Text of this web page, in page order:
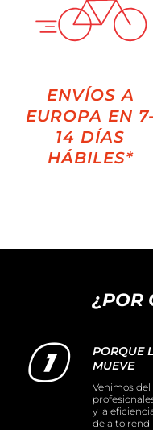
ENVÍOS A
EUROPA EN 7-
14 DÍAS
HÁBILES*
¿POR
PORQUE
MUEVE
Venimos
y la
de alto